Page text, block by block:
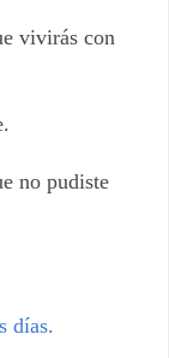
vivirás con
no pudiste
días.